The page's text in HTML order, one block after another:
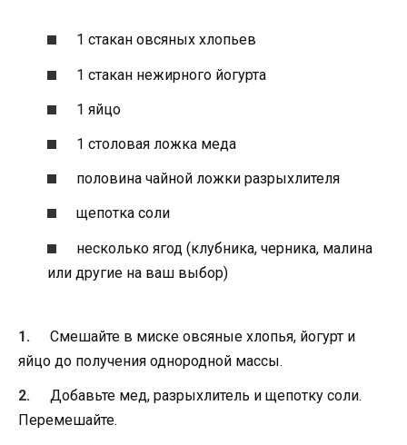
1 стакан овсяных хлопьев
1 стакан нежирного йогурта
1 яйцо
1 столовая ложка меда
половина чайной ложки разрыхлителя
щепотка соли
несколько ягод (клубника, черника, малина
или другие на ваш выбор)
Смешайте в миске овсяные хлопья, йогурт и
яйцо до получения однородной массы.
Добавьте мед, разрыхлитель и щепотку соли.
Перемешайте.